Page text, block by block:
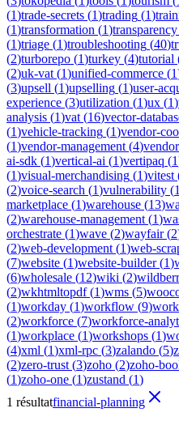
(1)trade-secrets (1)trading (1)
(1)transformation (1)transparency
(1)triage (1)troubleshooting (40)
(2)turborepo (1)turkey (4)tutorial
(2)uk-vat (1)unified-commerce (1
(3)upsell (1)upselling (1)user-
experience (3)utilization (1)ux (1)
analysis (1)vat (16)vector-
(1)vehicle-tracking (1)vendor-
(1)vendor-management (4)
ai-sdk (1)vertical-ai (1)vertipaq (1
(1)visual-merchandising (1)vitest
(2)voice-search (1)vulnerability (1
marketplace (1)warehouse (13)
(2)warehouse-management (1)
orchestrate (1)wave (2)wayfair(2
(2)web-development (1)web-
(7)website (1)website-builder(1)
(6)wholesale (12)wiki (2)
(2)wkhtmltopdf(1)wms (5)
(1)workday (1)workflow (9)
(2)workforce (7)workforce-
(1)workplace (1)workshops (1)
(4)xml (1)xml-rpc (3)zalando (5)
(2)zero-trust (3)zoho (2)zoho-
(1)zoho-one (1)zustand (1)
1 résultatfinancial-planning